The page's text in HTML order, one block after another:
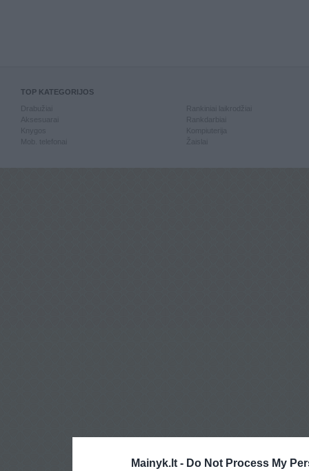
Mainyk.lt - Do Not Process My
TOP KATEGORIJOS
Knygos
Mob. telefonai
Kompiuterija
Žaislai